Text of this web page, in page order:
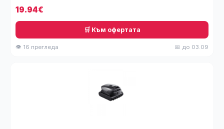
19.94€
🛒 Към офертата
👁 16 прегледа 📅 до 03.09